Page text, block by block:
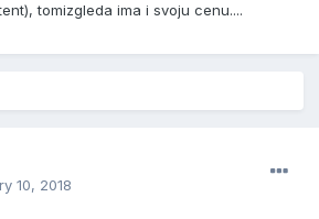
tomizgleda ima i svoju cenu....
10, 2018